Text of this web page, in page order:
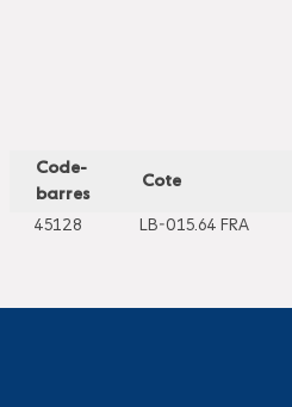
Code-
barres
Cote
45128 LB-015.64 FRA